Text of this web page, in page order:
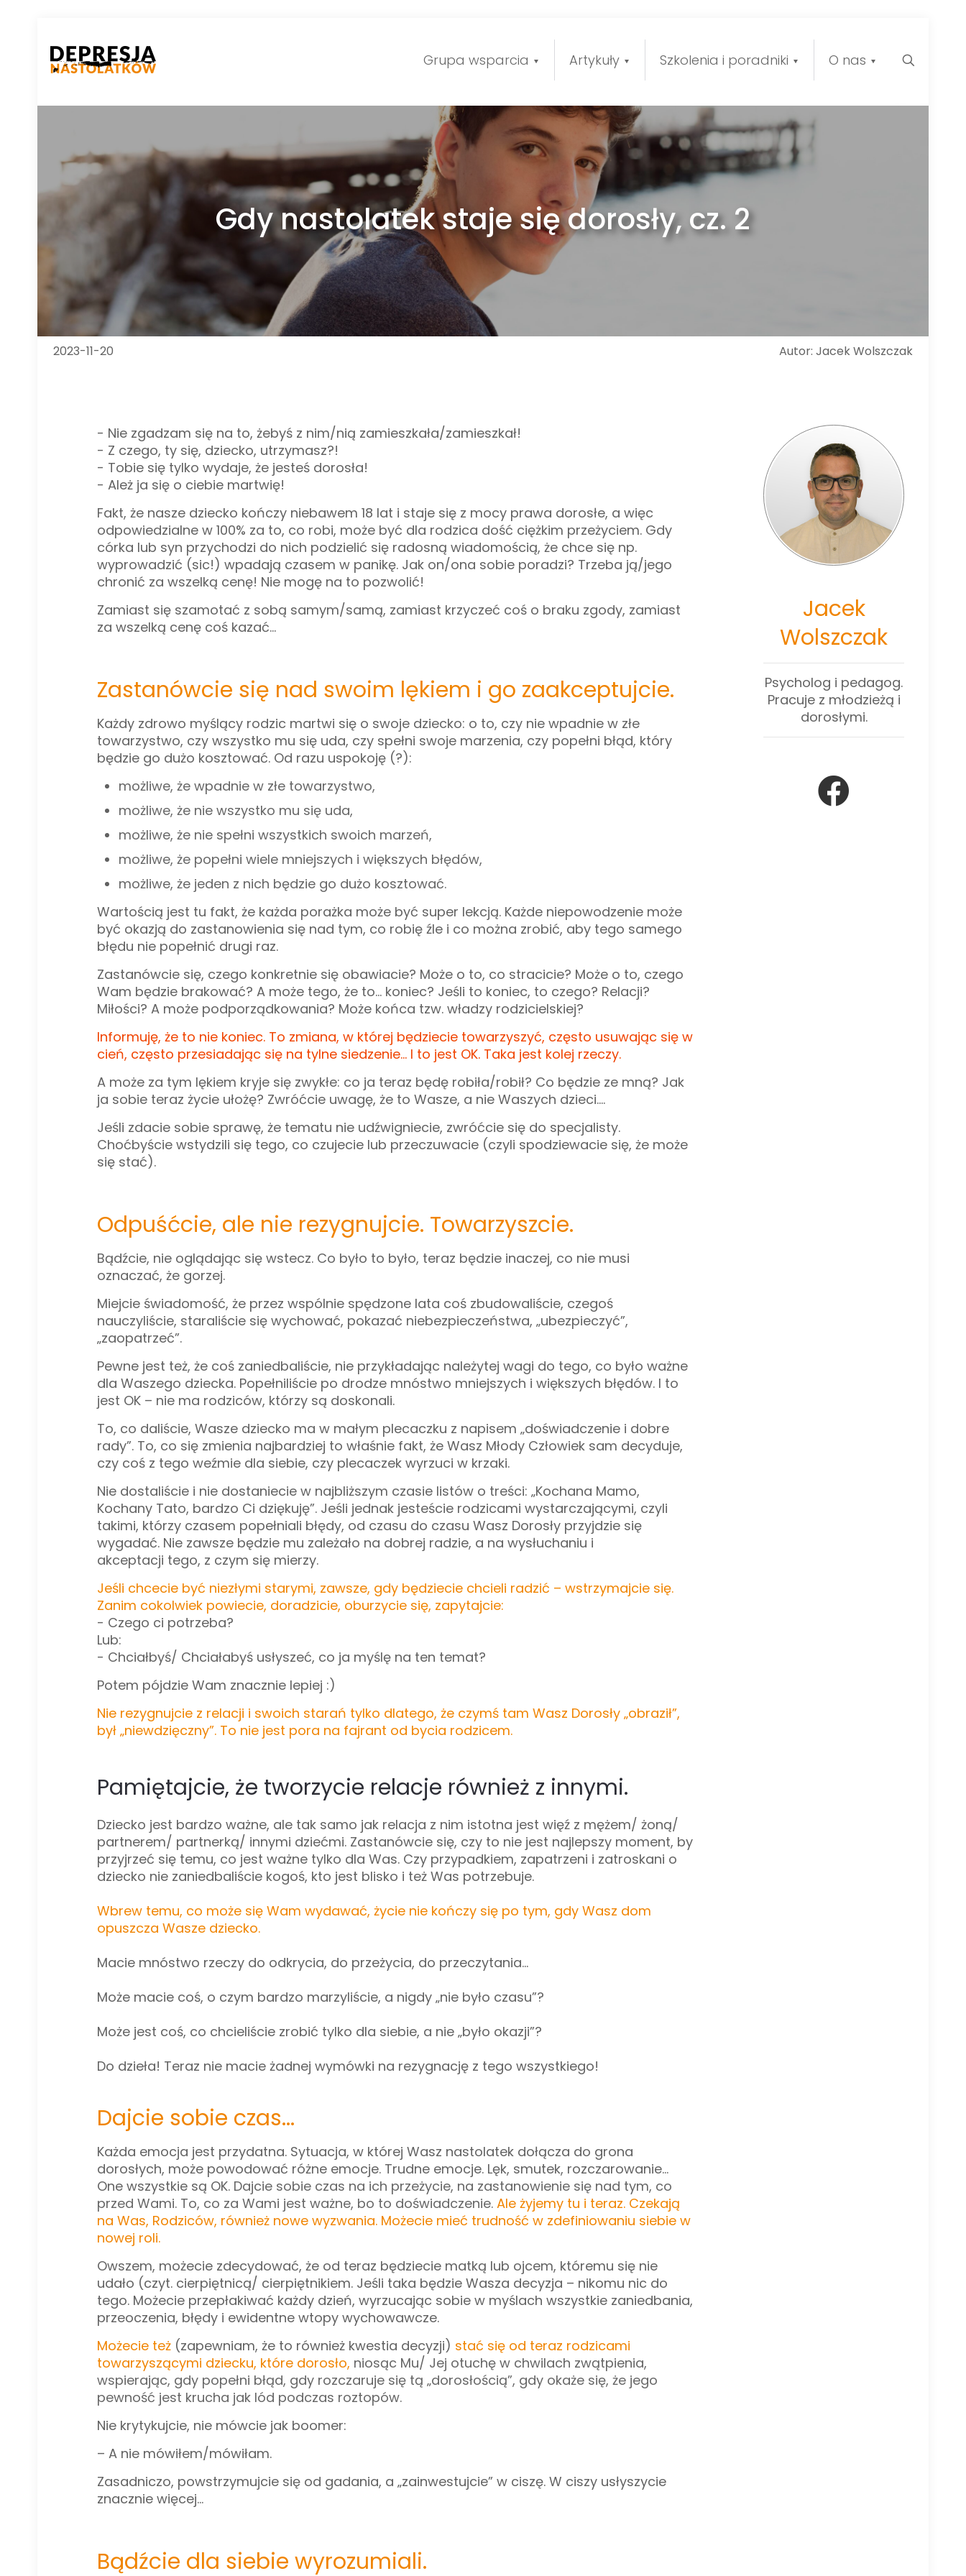
Grupa wsparcia Artykuły Szkolenia i poradniki O nas
Gdy nastolatek staje się dorosły, cz. 2
2023-11-20 Autor: Jacek Wolszczak
- Nie zgadzam się na to, żebyś z nim/nią zamieszkała/zamieszkał!
- Z czego, ty się, dziecko, utrzymasz?!
- Tobie się tylko wydaje, że jesteś dorosła!
- Ależ ja się o ciebie martwię!
Fakt, że nasze dziecko kończy niebawem 18 lat i staje się z mocy prawa dorosłe, a więc
odpowiedzialne w 100% za to, co robi, może być dla rodzica dość ciężkim przeżyciem. Gdy
córka lub syn przychodzi do nich podzielić się radosną wiadomością, że chce się np.
wyprowadzić (sic!) wpadają czasem w panikę. Jak on/ona sobie poradzi? Trzeba ją/jego
chronić za wszelką cenę! Nie mogę na to pozwolić!
Zamiast się szamotać z sobą samym/samą, zamiast krzyczeć coś o braku zgody, zamiast
za wszelką cenę coś kazać...
Zastanówcie się nad swoim lękiem i go zaakceptujcie.
Każdy zdrowo myślący rodzic martwi się o swoje dziecko: o to, czy nie wpadnie w złe
towarzystwo, czy wszystko mu się uda, czy spełni swoje marzenia, czy popełni błąd, który
będzie go dużo kosztować. Od razu uspokoję (?):
możliwe, że wpadnie w złe towarzystwo,
możliwe, że nie wszystko mu się uda,
możliwe, że nie spełni wszystkich swoich marzeń,
możliwe, że popełni wiele mniejszych i większych błędów,
możliwe, że jeden z nich będzie go dużo kosztować.
Wartością jest tu fakt, że każda porażka może być super lekcją. Każde niepowodzenie może
być okazją do zastanowienia się nad tym, co robię źle i co można zrobić, aby tego samego
błędu nie popełnić drugi raz.
Zastanówcie się, czego konkretnie się obawiacie? Może o to, co stracicie? Może o to, czego
Wam będzie brakować? A może tego, że to... koniec? Jeśli to koniec, to czego? Relacji?
Miłości? A może podporządkowania? Może końca tzw. władzy rodzicielskiej?
Informuję, że to nie koniec. To zmiana, w której będziecie towarzyszyć, często usuwając się w
cień, często przesiadając się na tylne siedzenie... I to jest OK. Taka jest kolej rzeczy.
A może za tym lękiem kryje się zwykłe: co ja teraz będę robiła/robił? Co będzie ze mną? Jak
ja sobie teraz życie ułożę? Zwróćcie uwagę, że to Wasze, a nie Waszych dzieci....
Jeśli zdacie sobie sprawę, że tematu nie udźwigniecie, zwróćcie się do specjalisty.
Choćbyście wstydzili się tego, co czujecie lub przeczuwacie (czyli spodziewacie się, że może
się stać).
Odpuśćcie, ale nie rezygnujcie. Towarzyszcie.
Bądźcie, nie oglądając się wstecz. Co było to było, teraz będzie inaczej, co nie musi
oznaczać, że gorzej.
Miejcie świadomość, że przez wspólnie spędzone lata coś zbudowaliście, czegoś
nauczyliście, staraliście się wychować, pokazać niebezpieczeństwa, „ubezpieczyć”,
„zaopatrzeć”.
Pewne jest też, że coś zaniedbaliście, nie przykładając należytej wagi do tego, co było ważne
dla Waszego dziecka. Popełniliście po drodze mnóstwo mniejszych i większych błędów. I to
jest OK – nie ma rodziców, którzy są doskonali.
To, co daliście, Wasze dziecko ma w małym plecaczku z napisem „doświadczenie i dobre
rady”. To, co się zmienia najbardziej to właśnie fakt, że Wasz Młody Człowiek sam decyduje,
czy coś z tego weźmie dla siebie, czy plecaczek wyrzuci w krzaki.
Nie dostaliście i nie dostaniecie w najbliższym czasie listów o treści: „Kochana Mamo,
Kochany Tato, bardzo Ci dziękuję”. Jeśli jednak jesteście rodzicami wystarczającymi, czyli
takimi, którzy czasem popełniali błędy, od czasu do czasu Wasz Dorosły przyjdzie się
wygadać. Nie zawsze będzie mu zależało na dobrej radzie, a na wysłuchaniu i
akceptacji tego, z czym się mierzy.
Jeśli chcecie być niezłymi starymi, zawsze, gdy będziecie chcieli radzić – wstrzymajcie się.
Zanim cokolwiek powiecie, doradzicie, oburzycie się, zapytajcie:
- Czego ci potrzeba?
Lub:
- Chciałbyś/ Chciałabyś usłyszeć, co ja myślę na ten temat?
Potem pójdzie Wam znacznie lepiej :)
Nie rezygnujcie z relacji i swoich starań tylko dlatego, że czymś tam Wasz Dorosły „obraził”,
był „niewdzięczny”. To nie jest pora na fajrant od bycia rodzicem.
Pamiętajcie, że tworzycie relacje również z innymi.
Dziecko jest bardzo ważne, ale tak samo jak relacja z nim istotna jest więź z mężem/ żoną/
partnerem/ partnerką/ innymi dziećmi. Zastanówcie się, czy to nie jest najlepszy moment, by
przyjrzeć się temu, co jest ważne tylko dla Was. Czy przypadkiem, zapatrzeni i zatroskani o
dziecko nie zaniedbaliście kogoś, kto jest blisko i też Was potrzebuje.
Wbrew temu, co może się Wam wydawać, życie nie kończy się po tym, gdy Wasz dom
opuszcza Wasze dziecko.
Macie mnóstwo rzeczy do odkrycia, do przeżycia, do przeczytania...
Może macie coś, o czym bardzo marzyliście, a nigdy „nie było czasu”?
Może jest coś, co chcieliście zrobić tylko dla siebie, a nie „było okazji”?
Do dzieła! Teraz nie macie żadnej wymówki na rezygnację z tego wszystkiego!
Dajcie sobie czas...
Każda emocja jest przydatna. Sytuacja, w której Wasz nastolatek dołącza do grona
dorosłych, może powodować różne emocje. Trudne emocje. Lęk, smutek, rozczarowanie...
One wszystkie są OK. Dajcie sobie czas na ich przeżycie, na zastanowienie się nad tym, co
przed Wami. To, co za Wami jest ważne, bo to doświadczenie. Ale żyjemy tu i teraz. Czekają
na Was, Rodziców, również nowe wyzwania. Możecie mieć trudność w zdefiniowaniu siebie w
nowej roli.
Owszem, możecie zdecydować, że od teraz będziecie matką lub ojcem, któremu się nie
udało (czyt. cierpiętnicą/ cierpiętnikiem. Jeśli taka będzie Wasza decyzja – nikomu nic do
tego. Możecie przepłakiwać każdy dzień, wyrzucając sobie w myślach wszystkie zaniedbania,
przeoczenia, błędy i ewidentne wtopy wychowawcze.
Możecie też(zapewniam, że to również kwestia decyzji) stać się od teraz rodzicami
towarzyszącymi dziecku, które dorosło, niosąc Mu/ Jej otuchę w chwilach zwątpienia,
wspierając, gdy popełni błąd, gdy rozczaruje się tą „dorosłością”, gdy okaże się, że jego
pewność jest krucha jak lód podczas roztopów.
Nie krytykujcie, nie mówcie jak boomer:
– A nie mówiłem/mówiłam.
Zasadniczo, powstrzymujcie się od gadania, a „zainwestujcie” w ciszę. W ciszy usłyszycie
znacznie więcej...
Bądźcie dla siebie wyrozumiali.
Jacek
Wolszczak
Psycholog i pedagog.
Pracuje z młodzieżą i
dorosłymi.